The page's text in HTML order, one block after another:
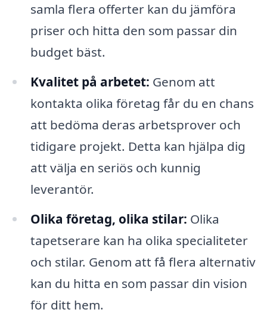
samla flera offerter kan du jämföra
priser och hitta den som passar din
budget bäst.
Kvalitet på arbetet: Genom att
kontakta olika företag får du en chans
att bedöma deras arbetsprover och
tidigare projekt. Detta kan hjälpa dig
att välja en seriös och kunnig
leverantör.
Olika företag, olika stilar: Olika
tapetserare kan ha olika specialiteter
och stilar. Genom att få flera alternativ
kan du hitta en som passar din vision
för ditt hem.